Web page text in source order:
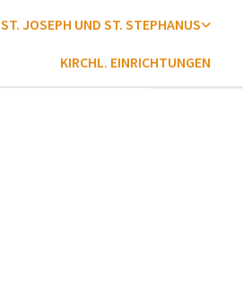
ST. JOSEPH UND ST. STEPHANUS
KIRCHL. EINRICHTUNGEN